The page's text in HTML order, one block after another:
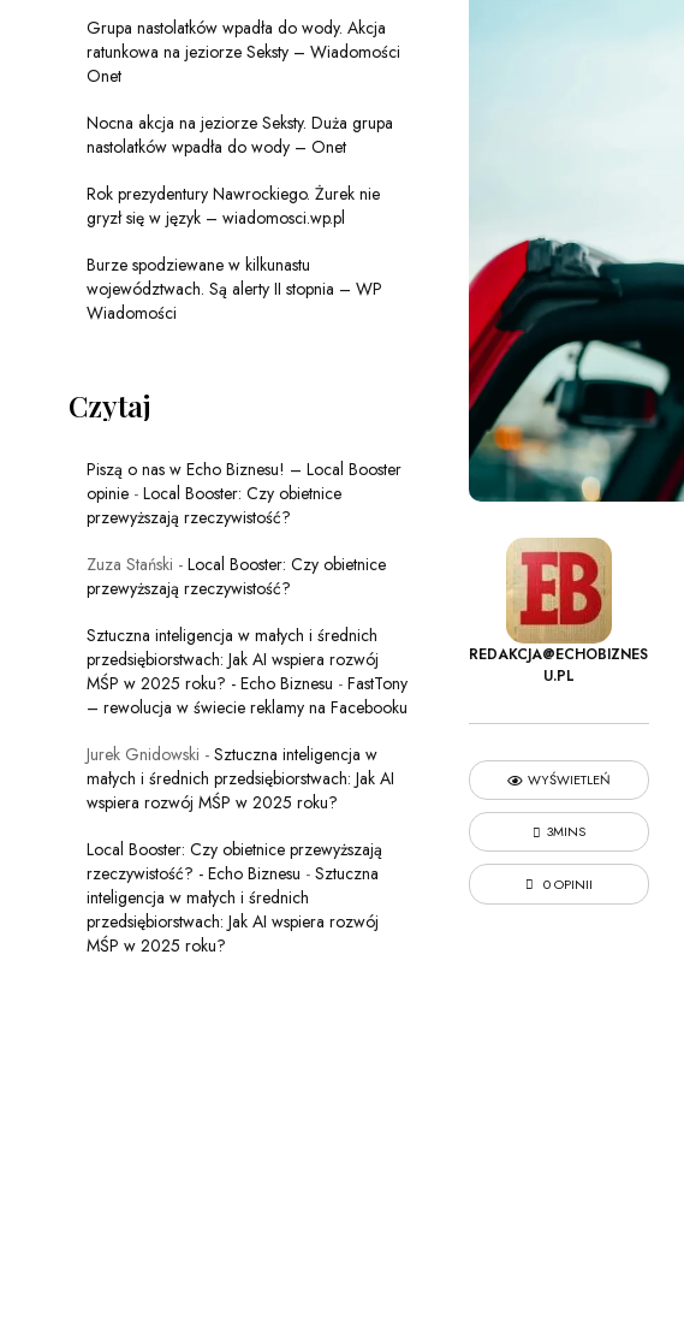
REDAKCJA@ECHOBIZNES
U.PL
WYŚWIETLEŃ
3MINS
0 OPINII
Grupa nastolatków wpadła do wody. Akcja
ratunkowa na jeziorze Seksty – Wiadomości
Onet
Nocna akcja na jeziorze Seksty. Duża grupa
nastolatków wpadła do wody – Onet
Rok prezydentury Nawrockiego. Żurek nie
gryzł się w język – wiadomosci.wp.pl
Burze spodziewane w kilkunastu
województwach. Są alerty II stopnia – WP
Wiadomości
Czytaj
Piszą o nas w Echo Biznesu! – Local Booster
opinie - Local Booster: Czy obietnice
przewyższają rzeczywistość?
Zuza Stański - Local Booster: Czy obietnice
przewyższają rzeczywistość?
Sztuczna inteligencja w małych i średnich
przedsiębiorstwach: Jak AI wspiera rozwój
MŚP w 2025 roku? - Echo Biznesu - FastTony
– rewolucja w świecie reklamy na Facebooku
Jurek Gnidowski - Sztuczna inteligencja w
małych i średnich przedsiębiorstwach: Jak AI
wspiera rozwój MŚP w 2025 roku?
Local Booster: Czy obietnice przewyższają
rzeczywistość? - Echo Biznesu - Sztuczna
inteligencja w małych i średnich
przedsiębiorstwach: Jak AI wspiera rozwój
MŚP w 2025 roku?